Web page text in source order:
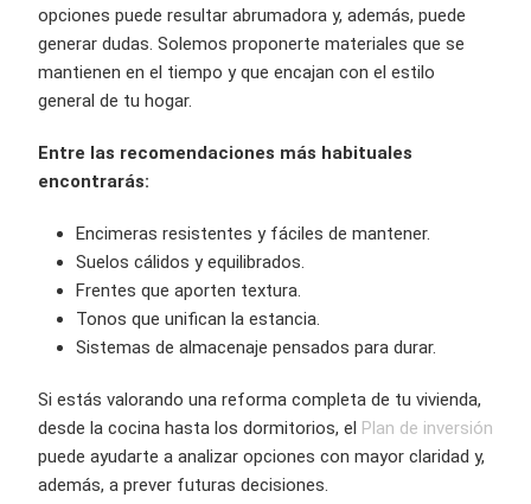
opciones puede resultar abrumadora y, además, puede
generar dudas. Solemos proponerte materiales que se
mantienen en el tiempo y que encajan con el estilo
general de tu hogar.
Entre las recomendaciones más habituales
encontrarás:
Encimeras resistentes y fáciles de mantener.
Suelos cálidos y equilibrados.
Frentes que aporten textura.
Tonos que unifican la estancia.
Sistemas de almacenaje pensados para durar.
Si estás valorando una reforma completa de tu vivienda,
desde la cocina hasta los dormitorios, el Plan de inversión
puede ayudarte a analizar opciones con mayor claridad y,
además, a prever futuras decisiones.